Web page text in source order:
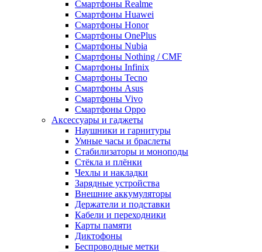
Смартфоны Realme
Смартфоны Huawei
Смартфоны Honor
Смартфоны OnePlus
Смартфоны Nubia
Смартфоны Nothing / CMF
Смартфоны Infinix
Смартфоны Tecno
Смартфоны Asus
Смартфоны Vivo
Смартфоны Oppo
Аксессуары и гаджеты
Наушники и гарнитуры
Умные часы и браслеты
Стабилизаторы и моноподы
Стёкла и плёнки
Чехлы и накладки
Зарядные устройства
Внешние аккумуляторы
Держатели и подставки
Кабели и переходники
Карты памяти
Диктофоны
Беспроводные метки